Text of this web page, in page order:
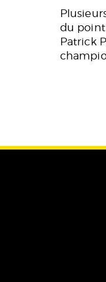
du point
Patrick